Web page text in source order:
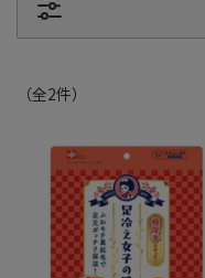
（全2件）